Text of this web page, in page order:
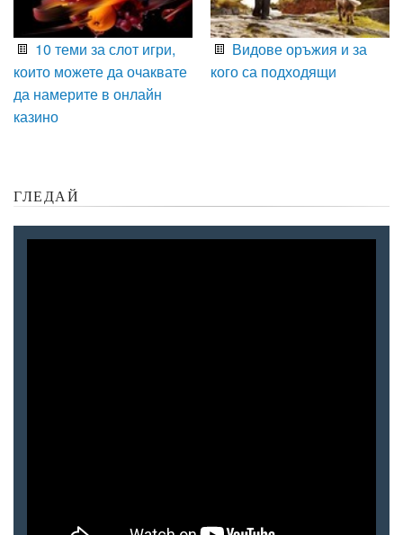
10 теми за слот игри,
които можете да очаквате
да намерите в онлайн
казино
Видове оръжия и за
кого са подходящи
ГЛЕДАЙ